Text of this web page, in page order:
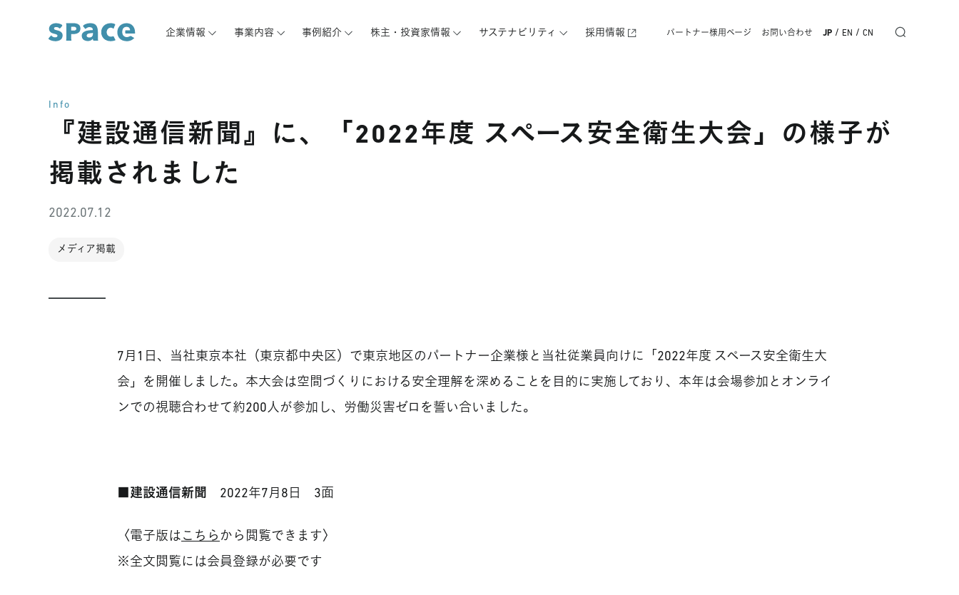
企業情報 事業内容 事例紹介 株主・投資家情報 サステナビリティ 採用情報 パートナー様用ページ お問い合わせ JP / EN / CN
Info
『建設通信新聞』に、「2022年度 スペース安全衛生大会」の様子が
掲載されました
2022.07.12
メディア掲載
7月1日、当社東京本社（東京都中央区）で東京地区のパートナー企業様と当社従業員向けに「2022年度 スペース安全衛生大
会」を開催しました。本大会は空間づくりにおける安全理解を深めることを目的に実施しており、本年は会場参加とオンライ
ンでの視聴合わせて約200人が参加し、労働災害ゼロを誓い合いました。
■建設通信新聞 2022年7月8日 3面
〈電子版は こちら から閲覧できます〉
※全文閲覧には会員登録が必要です